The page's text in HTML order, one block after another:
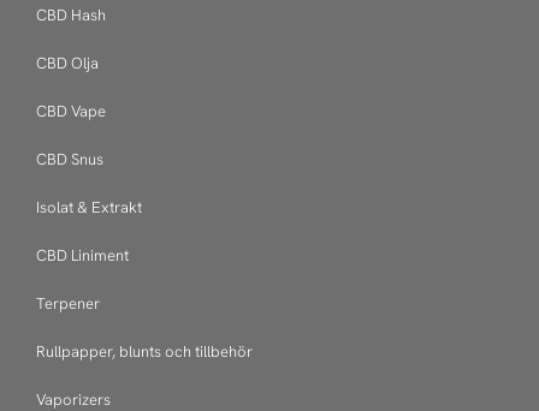
CBD Hash
CBD Olja
CBD Vape
CBD Snus
Isolat & Extrakt
CBD Liniment
Terpener
Rullpapper, blunts och tillbehör
Vaporizers